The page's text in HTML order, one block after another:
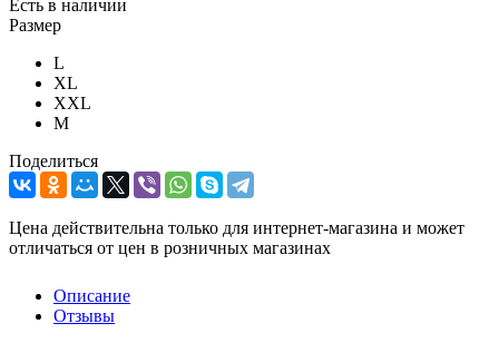
Есть в наличии
Размер
L
XL
XXL
М
Поделиться
Цена действительна только для интернет-магазина и может
отличаться от цен в розничных магазинах
Описание
Отзывы